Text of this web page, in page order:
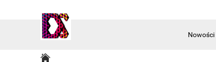
Nowości